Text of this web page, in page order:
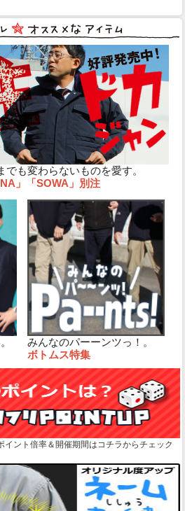
も変わらないものを愛す。
」「SOWA」別注
みんなのパーーンツっ！。
ボトムス特集
ント倍率＆開催期間はコチラからチェック